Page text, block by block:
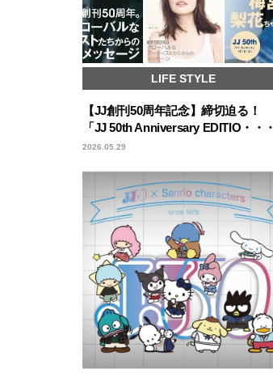
LIFE STYLE
【JJ創刊50周年記念】締切迫る！
「JJ 50th Anniversary EDITIO・・・
2026.05.29